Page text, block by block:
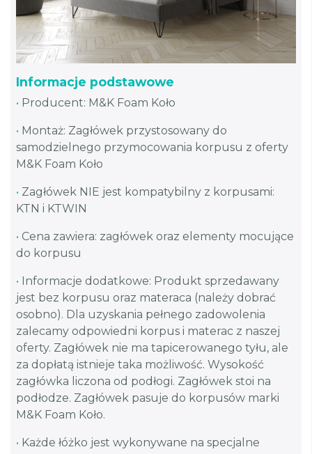
Informacje podstawowe
• Producent: M&K Foam Koło
• Montaż: Zagłówek przystosowany do
samodzielnego przymocowania korpusu z oferty
M&K Foam Koło
• Zagłówek NIE jest kompatybilny z korpusami:
KTN i KTWIN
• Cena zawiera: zagłówek oraz elementy mocujące
do korpusu
• Informacje dodatkowe: Produkt sprzedawany
jest bez korpusu oraz materaca (należy dobrać
osobno). Dla uzyskania pełnego zadowolenia
zalecamy odpowiedni korpus i materac z naszej
oferty. Zagłówek nie ma tapicerowanego tyłu, ale
za dopłatą istnieje taka możliwość. Wysokość
zagłówka liczona od podłogi. Zagłówek stoi na
podłodze. Zagłówek pasuje do korpusów marki
M&K Foam Koło.
• Każde łóżko jest wykonywane na specjalne